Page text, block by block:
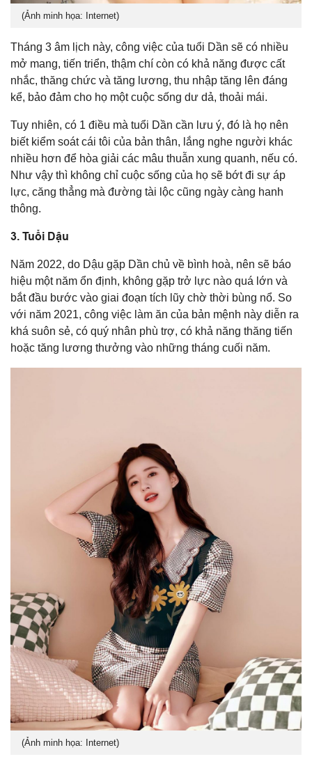
(Ảnh minh họa: Internet)
Tháng 3 âm lịch này, công việc của tuổi Dần sẽ có nhiều
mở mang, tiến triển, thậm chí còn có khả năng được cất
nhắc, thăng chức và tăng lương, thu nhập tăng lên đáng
kể, bảo đảm cho họ một cuộc sống dư dả, thoải mái.
Tuy nhiên, có 1 điều mà tuổi Dần cần lưu ý, đó là họ nên
biết kiểm soát cái tôi của bản thân, lắng nghe người khác
nhiều hơn để hòa giải các mâu thuẫn xung quanh, nếu có.
Như vậy thì không chỉ cuộc sống của họ sẽ bớt đi sự áp
lực, căng thẳng mà đường tài lộc cũng ngày càng hanh
thông.
3. Tuổi Dậu
Năm 2022, do Dậu gặp Dần chủ về bình hoà, nên sẽ báo
hiệu một năm ổn định, không gặp trở lực nào quá lớn và
bắt đầu bước vào giai đoạn tích lũy chờ thời bùng nổ. So
với năm 2021, công việc làm ăn của bản mệnh này diễn ra
khá suôn sẻ, có quý nhân phù trợ, có khả năng thăng tiến
hoặc tăng lương thưởng vào những tháng cuối năm.
(Ảnh minh họa: Internet)